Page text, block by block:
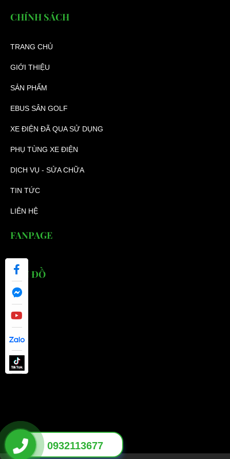
CHÍNH SÁCH
TRANG CHỦ
GIỚI THIỆU
SẢN PHẨM
EBUS SÂN GOLF
XE ĐIỆN ĐÃ QUA SỬ DỤNG
PHỤ TÙNG XE ĐIỆN
DỊCH VỤ - SỬA CHỮA
TIN TỨC
LIÊN HỆ
FANPAGE
BẢN ĐỒ
0932113677